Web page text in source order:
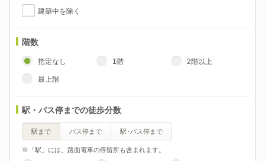
建築中を除く
階数
指定なし 1階 2階以上
最上階
駅・バス停までの徒歩分数
駅まで バス停まで 駅･バス停まで
※「駅」には、路面電車の停留所も含まれます。